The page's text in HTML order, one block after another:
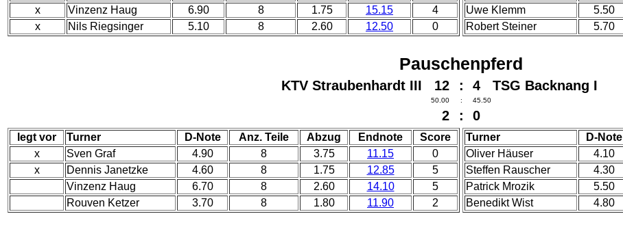
x
Vinzenz Haug 6.90 8 1.75 15.15
4
x
Nils Riegsinger 5.10 8 2.60 12.50 0
Uwe Klemm
5.50
Robert Steiner
5.70
Pauschenpferd
KTV Straubenhardt III 12 : 4 TSG Backnang I
50.00 : 45.50
2 : 0
legt vor Turner D-Note Anz. Teile Abzug Endnote
Score
x
Sven Graf 4.90 8 3.75 11.15
0
x
Dennis Janetzke 4.60 8 1.75 12.85
5
Vinzenz Haug
6.70 8 2.60 14.10
5
Rouven Ketzer
3.70 8 1.80 11.90 2
Turner D-Note
Oliver Häuser
4.10
Steffen Rauscher
4.30
Patrick Mrozik
5.50
Benedikt Wist
4.80